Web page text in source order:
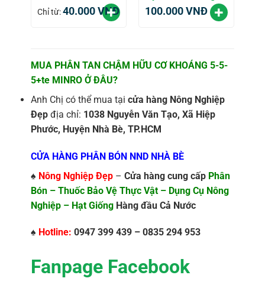
Chỉ từ:40.000VNĐ 100.000VNĐ
MUA PHÂN TAN CHẬM HỮU CƠ KHOÁNG 5-5-
5+te MINRO Ở ĐÂU?
Anh Chị có thể mua tại cửa hàng Nông Nghiệp
Đẹpđịa chỉ: 1038 Nguyễn Văn Tạo, Xã Hiệp
Phước, Huyện Nhà Bè, TP.HCM
CỬA HÀNG PHÂN BÓN NND NHÀ BÈ
♠ Nông Nghiệp Đẹp– Cửa hàng cung cấp Phân
Bón – Thuốc Bảo Vệ Thực Vật – Dụng Cụ Nông
Nghiệp – Hạt GiốngHàng đầu Cả Nước
♠ Hotline: 0947 399 439 – 0835 294 953
Fanpage Facebook